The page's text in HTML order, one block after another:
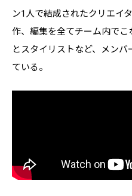
ン1人で結成されたクリエイ
作、編集を全てチーム内で
とスタイリストなど、メン
ている。